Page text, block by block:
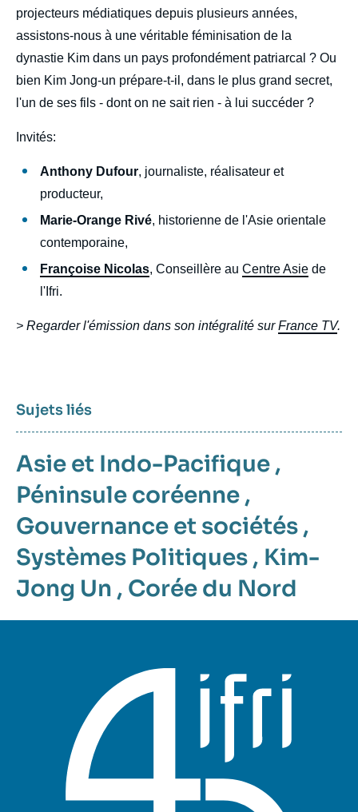
projecteurs médiatiques depuis plusieurs années,
assistons-nous à une véritable féminisation de la
dynastie Kim dans un pays profondément patriarcal ? Ou
bien Kim Jong-un prépare-t-il, dans le plus grand secret,
l'un de ses fils - dont on ne sait rien - à lui succéder ?
Invités:
Anthony Dufour, journaliste, réalisateur et
producteur,
Marie-Orange Rivé, historienne de l'Asie orientale
contemporaine,
Françoise Nicolas, Conseillère au Centre Asie de
l'Ifri.
> Regarder l'émission dans son intégralité surFrance TV.
Sujets liés
Asie et Indo-Pacifique ,
Péninsule coréenne ,
Gouvernance et sociétés ,
Systèmes Politiques , Kim-
Jong Un , Corée du Nord